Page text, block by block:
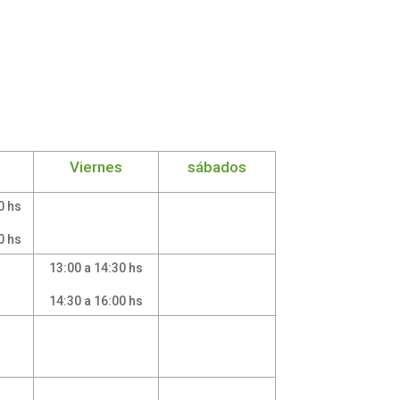
Viernes sábados
hs
hs
13:00 a 14:30 hs
14:30 a 16:00 hs